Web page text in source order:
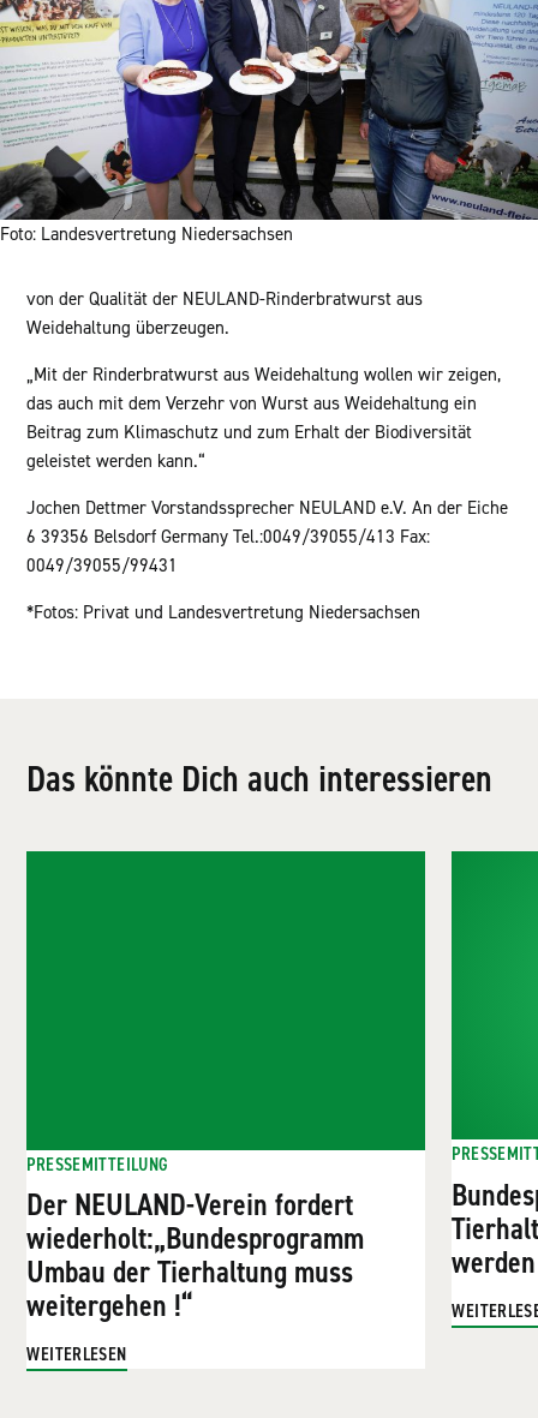
Foto: Landesvertretung Niedersachsen
von der Qualität der NEULAND-Rinderbratwurst aus
Weidehaltung überzeugen.
„Mit der Rinderbratwurst aus Weidehaltung wollen wir zeigen,
das auch mit dem Verzehr von Wurst aus Weidehaltung ein
Beitrag zum Klimaschutz und zum Erhalt der Biodiversität
geleistet werden kann.“
Jochen Dettmer Vorstandssprecher NEULAND e.V. An der Eiche
6 39356 Belsdorf Germany Tel.:0049/39055/413 Fax:
0049/39055/99431
*Fotos: Privat und Landesvertretung Niedersachsen
Das könnte Dich auch interessieren
PRESSEMITTEILUNG
Der NEULAND-Verein fordert
wiederholt:„Bundesprogramm
Umbau der Tierhaltung muss
weitergehen !“
WEITERLESEN
werden